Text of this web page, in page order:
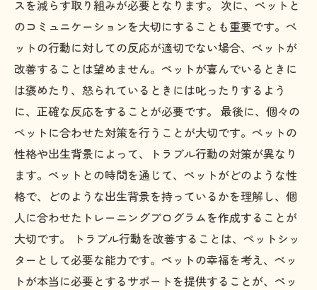
スを減らす取り組みが必要となります。 次に、ペットと
のコミュニケーションを大切にすることも重要です。ペ
ットの行動に対しての反応が適切でない場合、ペットが
改善することは望めません。ペットが喜んでいるときに
は褒めたり、怒られているときには叱ったりするよう
に、正確な反応をすることが必要です。 最後に、個々の
ペットに合わせた対策を行うことが大切です。ペットの
性格や出生背景によって、トラブル行動の対策が異なり
ます。ペットとの時間を通じて、ペットがどのような性
格で、どのような出生背景を持っているかを理解し、個
人に合わせたトレーニングプログラムを作成することが
大切です。 トラブル行動を改善することは、ペットシッ
ターとして必要な能力です。ペットの幸福を考え、ペッ
トが本当に必要とするサポートを提供することが、ペッ